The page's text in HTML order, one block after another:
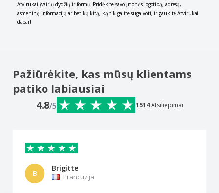
Atvirukai įvairių dydžių ir formų. Pridėkite savo įmonės logotipą, adresą,
asmeninę informaciją ar bet ką kitą, ką tik galite sugalvoti, ir gaukite Atvirukai
dabar!
Pažiūrėkite, kas mūsų klientams
patiko labiausiai
4.8/5 1514 Atsiliepimai
B
Brigitte
Prancūzija